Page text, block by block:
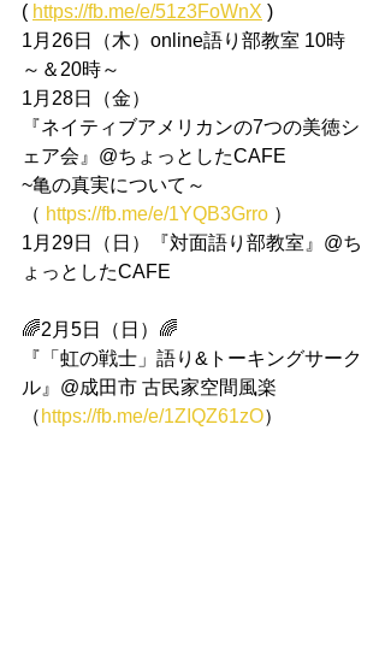
( https://fb.me/e/51z3FoWnX )
1月26日（木）online語り部教室 10時
～＆20時～
1月28日（金）
『ネイティブアメリカンの7つの美徳シ
ェア会』@ちょっとしたCAFE
~亀の真実について～
（ https://fb.me/e/1YQB3Grro ）
1月29日（日）『対面語り部教室』@ち
ょっとしたCAFE
🌈2月5日（日）🌈
『「虹の戦士」語り&トーキングサーク
ル』@成田市 古民家空間風楽
（ https://fb.me/e/1ZIQZ61zO）